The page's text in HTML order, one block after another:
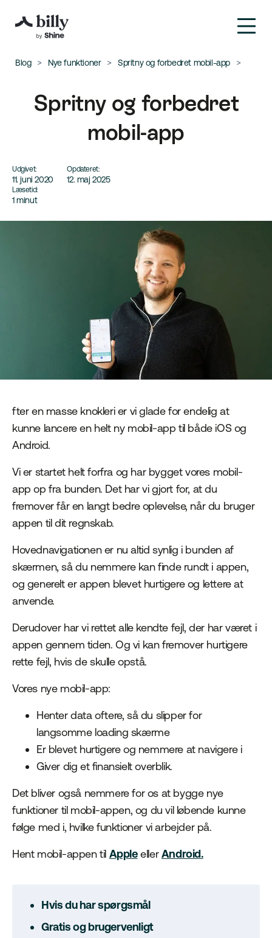
Blog Nye funktioner Spritny og forbedret mobil-app
Spritny og forbedret
mobil-app
Udgivet:
11. juni 2020
Opdateret:
12. maj 2025
Læsetid:
1 minut
Hvis du har spørgsmål
Gratis og brugervenligt
fter en masse knokleri er vi glade for endelig at
kunne lancere en helt ny mobil-app til både iOS og
Android.
Vi er startet helt forfra og har bygget vores mobil-
app op fra bunden. Det har vi gjort for, at du
fremover får en langt bedre oplevelse, når du bruger
appen til dit regnskab.
Hovednavigationen er nu altid synlig i bunden af
skærmen, så du nemmere kan finde rundt i appen,
og generelt er appen blevet hurtigere og lettere at
anvende.
Derudover har vi rettet alle kendte fejl, der har været i
appen gennem tiden. Og vi kan fremover hurtigere
rette fejl, hvis de skulle opstå.
Vores nye mobil-app:
Henter data oftere, så du slipper for
langsomme loading skærme
Er blevet hurtigere og nemmere at navigere i
Giver dig et finansielt overblik.
Det bliver også nemmere for os at bygge nye
funktioner til mobil-appen, og du vil løbende kunne
følge med i, hvilke funktioner vi arbejder på.
Hent mobil-appen til AppleellerAndroid.